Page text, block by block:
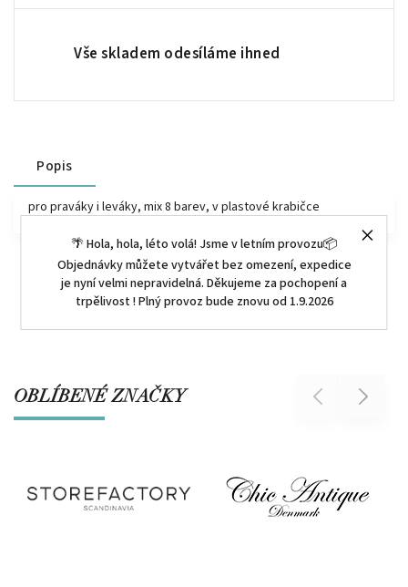
🌴 Hola, hola, léto volá! Jsme v letním provozu📦
Objednávky můžete vytvářet bez omezení, expedice
je nyní velmi nepravidelná. Děkujeme za pochopení a
trpělivost ! Plný provoz bude znovu od 1.9.2026
Vše skladem odesíláme ihned
Popis
pro praváky i leváky, mix 8 barev, v plastové krabičce
OBLÍBENÉ ZNAČKY Previous Next